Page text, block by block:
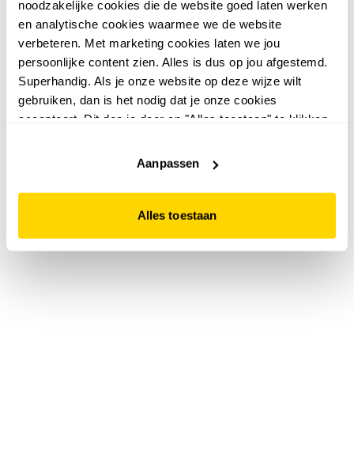
noodzakelijke cookies die de website goed laten werken
en analytische cookies waarmee we de website
verbeteren. Met marketing cookies laten we jou
persoonlijke content zien. Alles is dus op jou afgestemd.
Superhandig. Als je onze website op deze wijze wilt
gebruiken, dan is het nodig dat je onze cookies
accepteert. Dit doe je door op "Alles toestaan" te klikken.
website niet optimaal functioneert.
Aanpassen
Alles toestaan